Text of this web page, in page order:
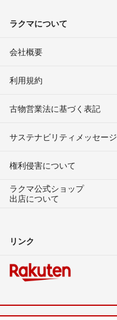
ラクマについて
会社概要
利用規約
古物営業法に基づく表記
サステナビリティメッセージ
権利侵害について
ラクマ公式ショップ
出店について
リンク